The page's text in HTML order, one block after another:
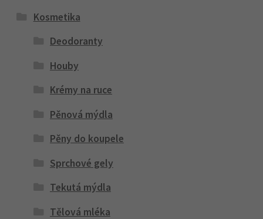
Kosmetika
Deodoranty
Houby
Krémy na ruce
Pěnová mýdla
Pěny do koupele
Sprchové gely
Tekutá mýdla
Tělová mléka